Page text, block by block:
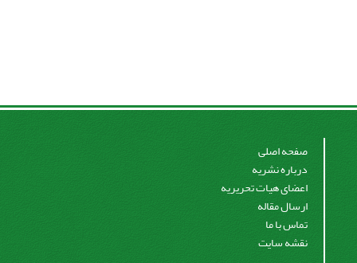
صفحه اصلی
درباره نشریه
اعضای هیات تحریریه
ارسال مقاله
تماس با ما
نقشه سایت